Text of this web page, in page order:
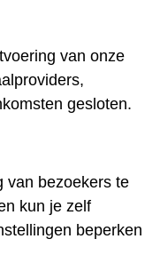
van onze
gesloten.
van bezoekers te
kun je zelf
beperken